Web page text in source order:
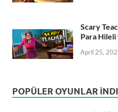
Scary
Para Hileli
April 25,
POPÜLER OYUNLAR